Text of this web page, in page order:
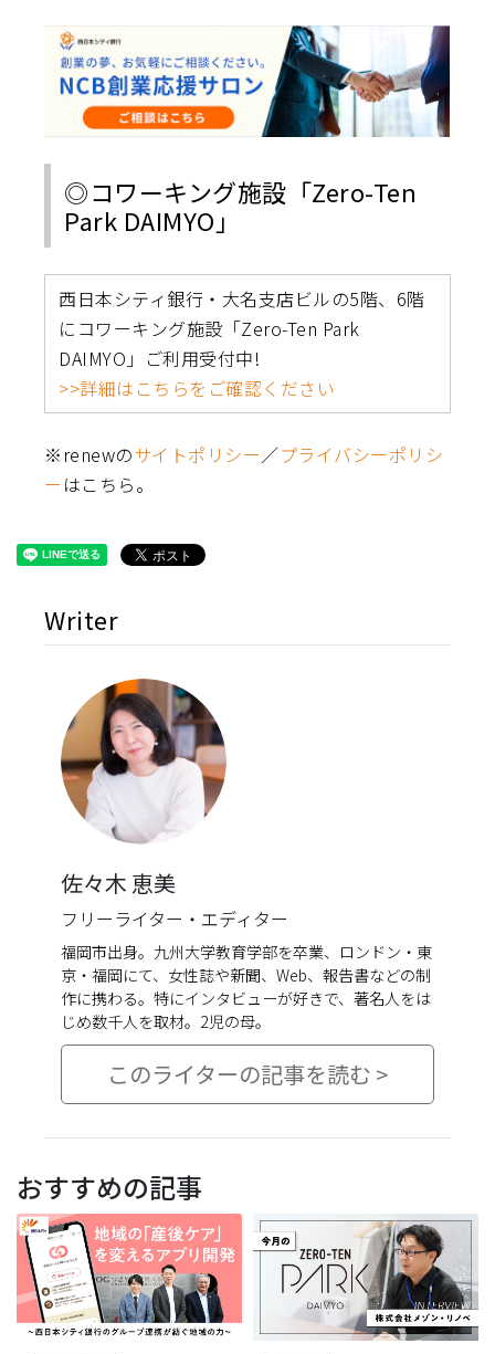
◎コワーキング施設「Zero-Ten
Park DAIMYO」
西日本シティ銀行・大名支店ビルの5階、6階
にコワーキング施設「Zero-Ten Park
DAIMYO」ご利用受付中!
>>詳細はこちらをご確認ください
※renewのサイトポリシー／プライバシーポリシ
ー はこちら。
Writer
佐々木 恵美
フリーライター・エディター
福岡市出身。九州大学教育学部を卒業、ロンドン・東
京・福岡にて、女性誌や新聞、Web、報告書などの制
作に携わる。特にインタビューが好きで、著名人をは
じめ数千人を取材。2児の母。
このライターの記事を読む >
おすすめの記事